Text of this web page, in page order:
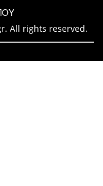
All rights reserved.